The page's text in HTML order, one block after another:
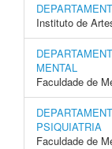
Instituto de
MENTAL
Faculdade de
PSIQUIATRIA
Faculdade de